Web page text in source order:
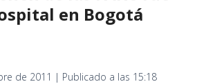
en Bogotá
de 2011 | Publicado a las 15:18